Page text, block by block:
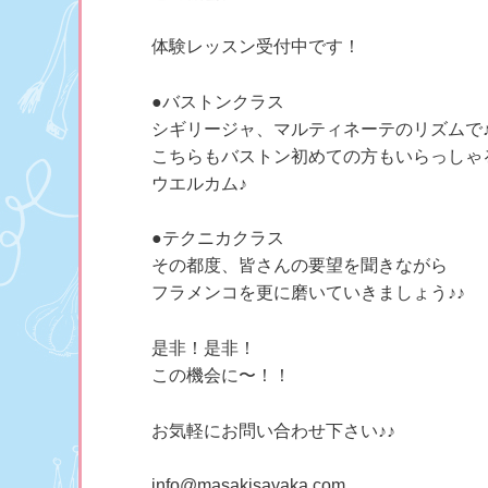
体験レッスン受付中です！
●バストンクラス
シギリージャ、マルティネーテのリズムで
こちらもバストン初めての方もいらっしゃ
ウエルカム♪
●テクニカクラス
その都度、皆さんの要望を聞きながら
フラメンコを更に磨いていきましょう♪♪
是非！是非！
この機会に〜！！
お気軽にお問い合わせ下さい♪♪